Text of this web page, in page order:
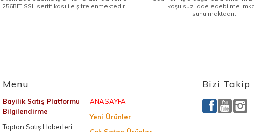
256BIT SSL sertifikası ile şifrelenmektedir.
koşulsuz iade edebilme
sunulmaktadır.
Menu
Bayilik Satış Platformu
Bilgilendirme
Toptan Satış Haberleri
ANASAYFA
Yeni Ürünler
Bizi Takip